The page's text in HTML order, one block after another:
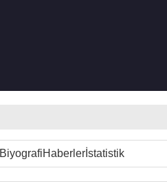
BiyografiHaberlerİstatistik